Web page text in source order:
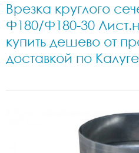
Врезка круглого
Ф180/Ф180-30
купить дешево от
доставкой по Калуге